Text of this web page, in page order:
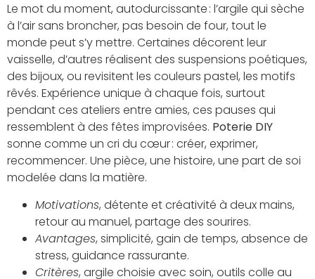
Le mot du moment, autodurcissante : l’argile qui sèche
à l’air sans broncher, pas besoin de four, tout le
monde peut s’y mettre. Certaines décorent leur
vaisselle, d’autres réalisent des suspensions poétiques,
des bijoux, ou revisitent les couleurs pastel, les motifs
rêvés. Expérience unique à chaque fois, surtout
pendant ces ateliers entre amies, ces pauses qui
ressemblent à des fêtes improvisées. Poterie DIY
sonne comme un cri du cœur : créer, exprimer,
recommencer. Une pièce, une histoire, une part de soi
modelée dans la matière.
Motivations, détente et créativité à deux mains,
retour au manuel, partage des sourires.
Avantages, simplicité, gain de temps, absence de
stress, guidance rassurante.
Critères, argile choisie avec soin, outils colle au